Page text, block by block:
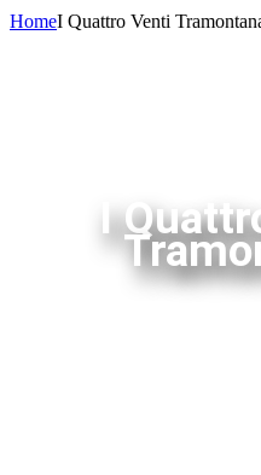
HomeI Quattro Venti
I